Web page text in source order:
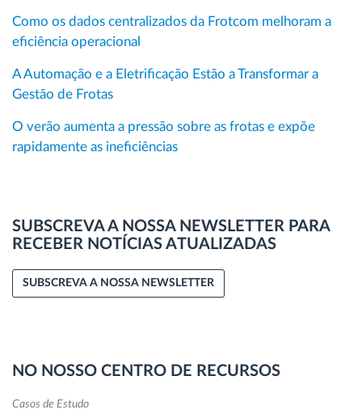
Como os dados centralizados da Frotcom melhoram a
eficiência operacional
A Automação e a Eletrificação Estão a Transformar a
Gestão de Frotas
O verão aumenta a pressão sobre as frotas e expõe
rapidamente as ineficiências
SUBSCREVA A NOSSA NEWSLETTER PARA
RECEBER NOTÍCIAS ATUALIZADAS
SUBSCREVA A NOSSA NEWSLETTER
NO NOSSO CENTRO DE RECURSOS
Casos de Estudo